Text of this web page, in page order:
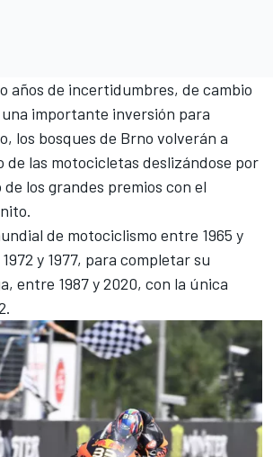
años de incertidumbres, de cambio
importante inversión para
los bosques de Brno volverán a
de las motocicletas deslizándose por
los grandes premios con el
de motociclismo entre 1965 y
y 1977, para completar su
entre 1987 y 2020, con la única